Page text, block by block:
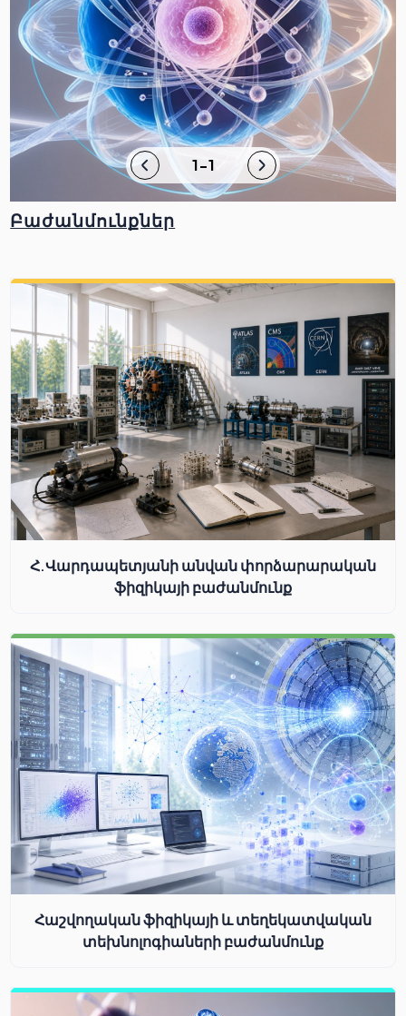
1-1
Բաժանմունքներ
Հ.Վարդապետյանի անվան փորձարարական
ֆիզիկայի բաժանմունք
Հաշվողական ֆիզիկայի և տեղեկատվական
տեխնոլոգիաների բաժանմունք